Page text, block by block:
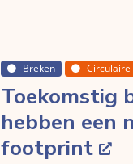
Breken Circulaire
Toekomstig
hebben een
footprint